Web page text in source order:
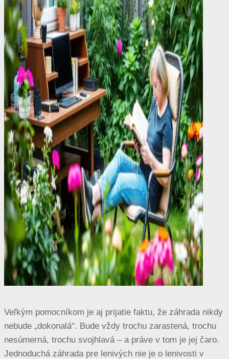
Veľkým pomocníkom je aj prijatie faktu, že záhrada nikdy
nebude „dokonalá“. Bude vždy trochu zarastená, trochu
nesúmerná, trochu svojhlavá – a práve v tom je jej čaro.
Jednoduchá záhrada pre lenivých nie je o lenivosti v